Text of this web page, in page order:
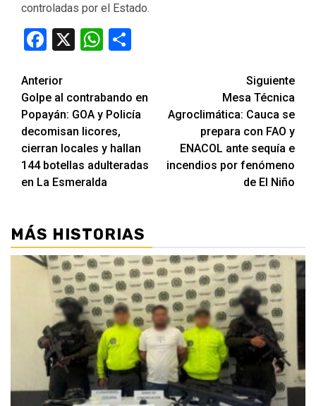
controladas por el Estado.
Facebook
X WhatsApp
Seguir
leyendo
Anterior
Golpe al contrabando en
Popayán: GOA y Policía
decomisan licores,
cierran locales y hallan
144 botellas adulteradas
en La Esmeralda
Siguiente
Mesa Técnica
Agroclimática: Cauca se
prepara con FAO y
ENACOL ante sequía e
incendios por fenómeno
de El Niño
MÁS HISTORIAS